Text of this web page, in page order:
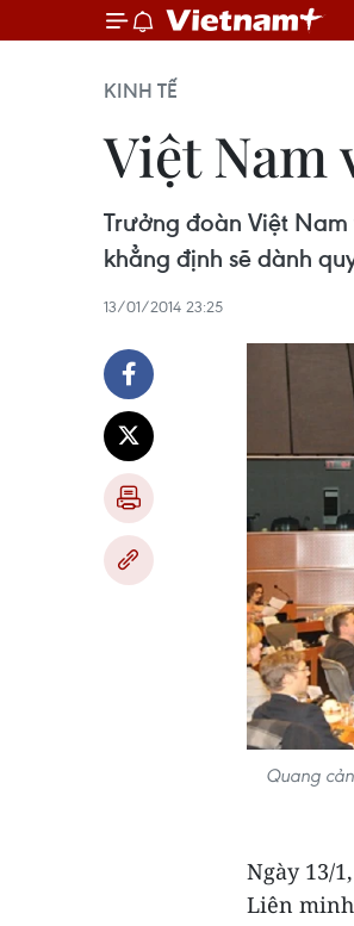
KINH TẾ
Việt Nam
Trưởng đoàn Việt
khẳng định sẽ dành
13/01/2014 23:25
Quang
Ngày 13/
Liên minh